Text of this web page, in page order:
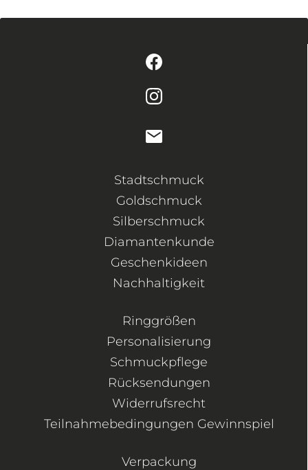
Stadtschmuck
Goldschmuck
Silberschmuck
Diamantenkunde
Geschenkideen
Nachhaltigkeit
Ringgrößen
Personalisierung
Schmuckpflege
Rücksendungen
Widerrufsrecht
Teilnahmebedingungen Gewinnspiel
Verpackung